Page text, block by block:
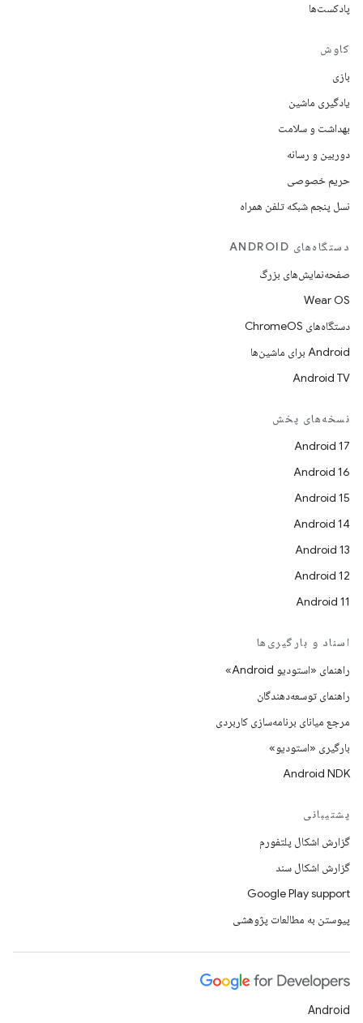
پادکست‌ها
کاوش
بازی
یادگیری ماشین
بهداشت و سلامت
دوربین و رسانه
حریم خصوصی
نسل پنجم شبکه تلفن همراه
دستگاه‌های ANDROID
صفحه‌نمایش‌های بزرگ
Wear OS
دستگاه‌های ChromeOS
Android برای ماشین‌ها
Android TV
نسخه‌های پخش
Android 17
Android 16
Android 15
Android 14
Android 13
Android 12
Android 11
اسناد و بارگیری‌ها
راهنمای «استودیو Android»
راهنمای توسعه‌دهندگان
مرجع میانای برنامه‌سازی کاربردی
بارگیری «استودیو»
Android NDK
پشتیبانی
گزارش اشکال پلتفورم
گزارش اشکال سند
Google Play support
پیوستن به مطالعات پژوهشی
Android